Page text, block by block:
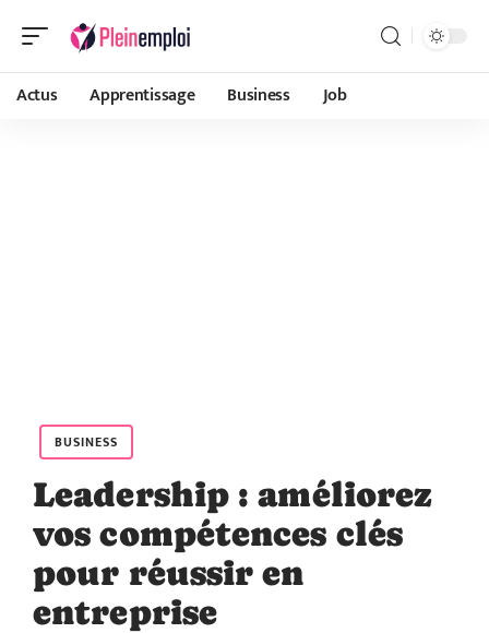
Actus Apprentissage Business Job
BUSINESS
Leadership : améliorez
vos compétences clés
pour réussir en
entreprise